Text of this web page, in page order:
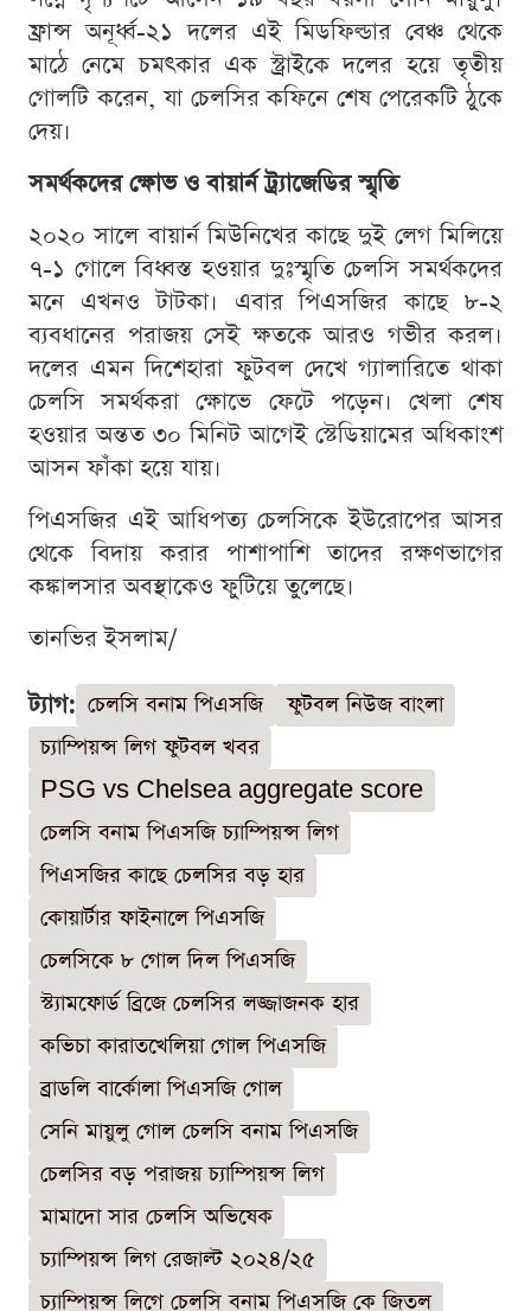
ফ্রান্স অনূর্ধ্ব-২১ দলের এই মিডফিল্ডার বেঞ্চ থেকে
মাঠে নেমে চমৎকার এক স্ট্রাইকে দলের হয়ে তৃতীয়
গোলটি করেন, যা চেলসির কফিনে শেষ পেরেকটি ঠুকে
দেয়।
সমর্থকদের ক্ষোভ ও বায়ার্ন ট্র্যাজেডির স্মৃতি
২০২০ সালে বায়ার্ন মিউনিখের কাছে দুই লেগ মিলিয়ে
৭-১ গোলে বিধ্বস্ত হওয়ার দুঃস্মৃতি চেলসি সমর্থকদের
মনে এখনও টাটকা। এবার পিএসজির কাছে ৮-২
ব্যবধানের পরাজয় সেই ক্ষতকে আরও গভীর করল।
দলের এমন দিশেহারা ফুটবল দেখে গ্যালারিতে থাকা
চেলসি সমর্থকরা ক্ষোভে ফেটে পড়েন। খেলা শেষ
হওয়ার অন্তত ৩০ মিনিট আগেই স্টেডিয়ামের অধিকাংশ
আসন ফাঁকা হয়ে যায়।
পিএসজির এই আধিপত্য চেলসিকে ইউরোপের আসর
থেকে বিদায় করার পাশাপাশি তাদের রক্ষণভাগের
কঙ্কালসার অবস্থাকেও ফুটিয়ে তুলেছে।
তানভির ইসলাম/
ট্যাগ: চেলসি বনাম পিএসজি
ফুটবল নিউজ বাংলা
চ্যাম্পিয়ন্স লিগ ফুটবল খবর
PSG vs Chelsea aggregate score
চেলসি বনাম পিএসজি চ্যাম্পিয়ন্স লিগ
পিএসজির কাছে চেলসির বড় হার
কোয়ার্টার ফাইনালে পিএসজি
চেলসিকে ৮ গোল দিল পিএসজি
স্ট্যামফোর্ড ব্রিজে চেলসির লজ্জাজনক হার
কভিচা কারাতখেলিয়া গোল পিএসজি
ব্রাডলি বার্কোলা পিএসজি গোল
সেনি মায়ুলু গোল চেলসি বনাম পিএসজি
চেলসির বড় পরাজয় চ্যাম্পিয়ন্স লিগ
মামাদো সার চেলসি অভিষেক
চ্যাম্পিয়ন্স লিগ রেজাল্ট ২০২৪/২৫
চ্যাম্পিয়ন্স লিগে চেলসি বনাম পিএসজি কে জিতল